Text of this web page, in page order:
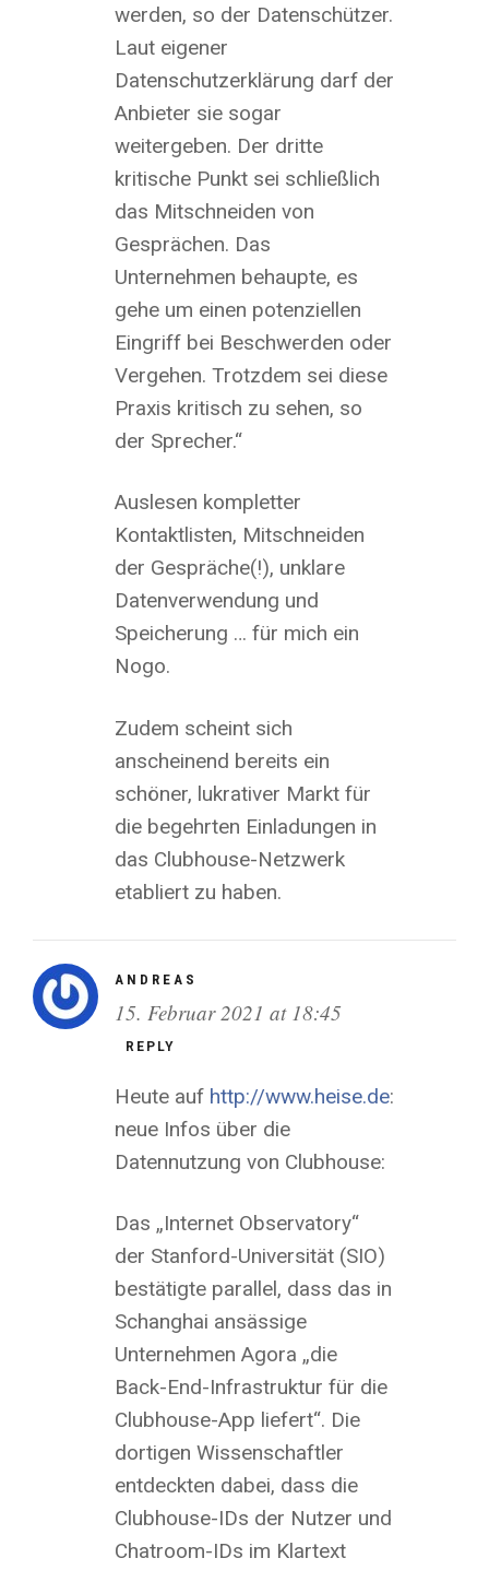
werden, so der Datenschützer.
Laut eigener
Datenschutzerklärung darf der
Anbieter sie sogar
weitergeben. Der dritte
kritische Punkt sei schließlich
das Mitschneiden von
Gesprächen. Das
Unternehmen behaupte, es
gehe um einen potenziellen
Eingriff bei Beschwerden oder
Vergehen. Trotzdem sei diese
Praxis kritisch zu sehen, so
der Sprecher.“
Auslesen kompletter
Kontaktlisten, Mitschneiden
der Gespräche(!), unklare
Datenverwendung und
Speicherung … für mich ein
Nogo.
Zudem scheint sich
anscheinend bereits ein
schöner, lukrativer Markt für
die begehrten Einladungen in
das Clubhouse-Netzwerk
etabliert zu haben.
ANDREAS
15. Februar 2021 at 18:45
REPLY
Heute auf http://www.heise.de:
neue Infos über die
Datennutzung von Clubhouse:
Das „Internet Observatory“
der Stanford-Universität (SIO)
bestätigte parallel, dass das in
Schanghai ansässige
Unternehmen Agora „die
Back-End-Infrastruktur für die
Clubhouse-App liefert“. Die
dortigen Wissenschaftler
entdeckten dabei, dass die
Clubhouse-IDs der Nutzer und
Chatroom-IDs im Klartext